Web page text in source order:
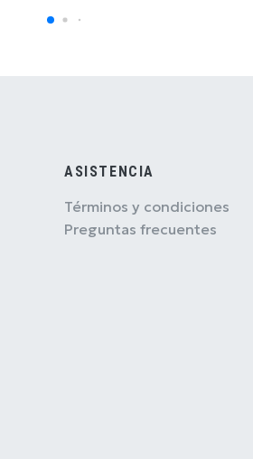
ASISTENCIA
Términos y condiciones
Preguntas frecuentes